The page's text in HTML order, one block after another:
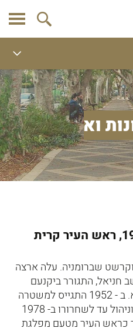
ואתרים
נתן שפריצר 1929 - 1996, ראש העיר קרית
נולד ב - 1929 בבוקרשט שברומניה. עלה ארצה
חניאל, התגורר ביקנעם
והגיע בשנת 1952 לקרית אתא. ב - 1952 התגייס למשטרה
עסק בסיור, מבצעים, הדדרכה וניהול עד לשחרורו ב- 1978
ניצב. ב- 1978 נבחר כראש העיר מטעם מפלגת